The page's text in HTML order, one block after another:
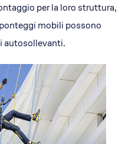
per la loro struttura,
mobili possono
autosollevanti.